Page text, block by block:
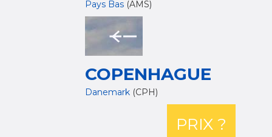
Pays Bas (AMS)
COPENHAGUE
Danemark (CPH)
PRIX ?